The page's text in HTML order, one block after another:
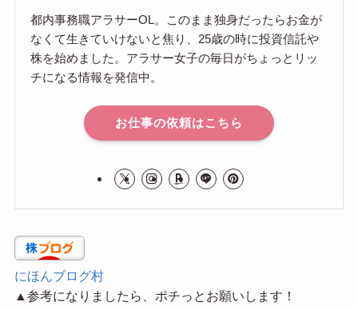
都内事務職アラサーOL。このまま独身だったらお金が
なくて生きていけないと焦り、25歳の時に投資信託や
株を始めました。アラサー女子の毎日がちょっとリッ
チになる情報を発信中。
お仕事の依頼はこちら
にほんブログ村
▲参考になりましたら、ポチっとお願いします！